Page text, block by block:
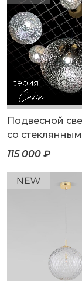
Подвесной
со
плафонами
115 000 ₽